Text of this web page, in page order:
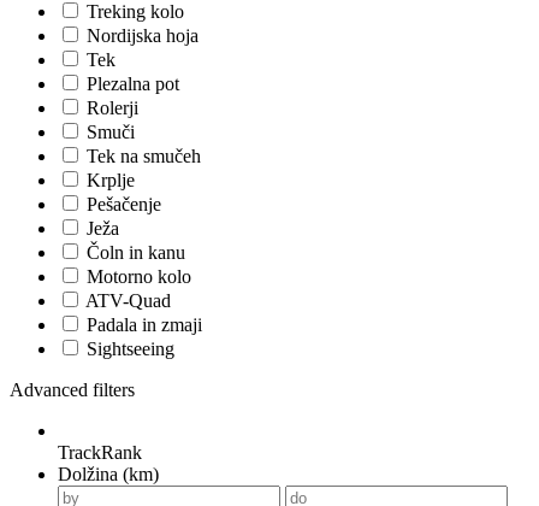
Treking kolo
Nordijska hoja
Tek
Plezalna pot
Rolerji
Smuči
Tek na smučeh
Krplje
Pešačenje
Ježa
Čoln in kanu
Motorno kolo
ATV-Quad
Padala in zmaji
Sightseeing
Advanced filters
TrackRank
Dolžina (km)